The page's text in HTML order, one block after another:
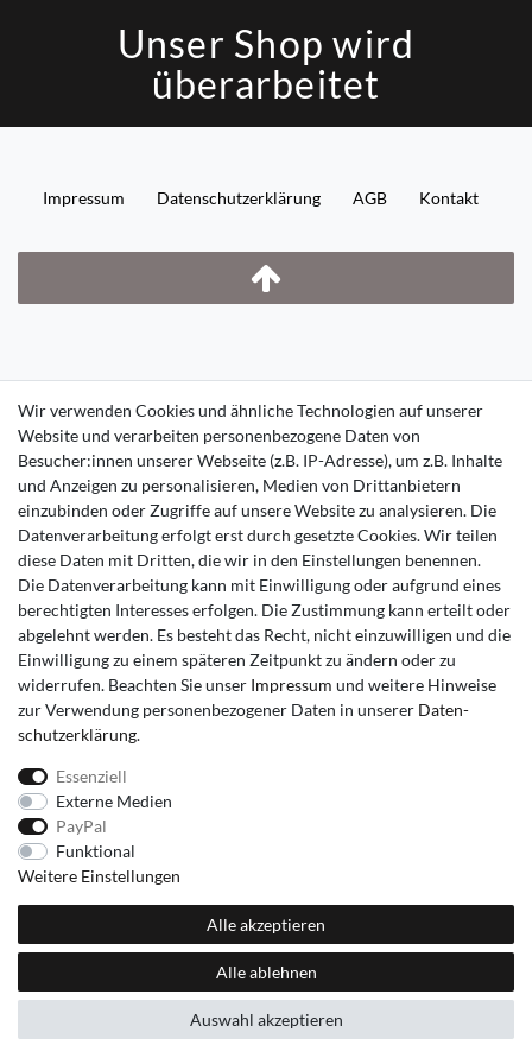
Unser Shop wird
überarbeitet
Impressum Daten­schutz­erklärung AGB Kontakt
Wir verwenden Cookies und ähnliche Technologien auf unserer
Website und verarbeiten personenbezogene Daten von
Besucher:innen unserer Webseite (z.B. IP-Adresse), um z.B. Inhalte
und Anzeigen zu personalisieren, Medien von Drittanbietern
einzubinden oder Zugriffe auf unsere Website zu analysieren. Die
Datenverarbeitung erfolgt erst durch gesetzte Cookies. Wir teilen
diese Daten mit Dritten, die wir in den Einstellungen benennen.
Die Datenverarbeitung kann mit Einwilligung oder aufgrund eines
berechtigten Interesses erfolgen. Die Zustimmung kann erteilt oder
abgelehnt werden. Es besteht das Recht, nicht einzuwilligen und die
Einwilligung zu einem späteren Zeitpunkt zu ändern oder zu
widerrufen. Beachten Sie unser Impressum und weitere Hinweise
zur Verwendung personenbezogener Daten in unserer Daten­
schutz­erklärung.
Essenziell
Externe Medien
PayPal
Funktional
Weitere Einstellungen
Alle akzeptieren
Alle ablehnen
Auswahl akzeptieren